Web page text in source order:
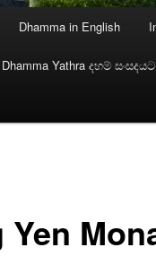
Dhamma in English
Dhamma Yathra දහම්
Yen